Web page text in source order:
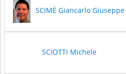
SCIMÈ Giancarlo Giuseppe
SCIOTTI Michele